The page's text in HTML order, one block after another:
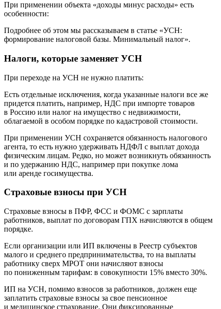
При применении объекта «доходы минус расходы» есть
особенности:
Подробнее об этом мы рассказываем в статье «УСН:
формирование налоговой базы. Минимальный налог».
Налоги, которые заменяет УСН
При переходе на УСН не нужно платить:
Есть отдельные исключения, когда указанные налоги все же
придется платить, например, НДС при импорте товаров
в Россию или налог на имущество с недвижимости,
облагаемой в особом порядке по кадастровой стоимости.
При применении УСН сохраняется обязанность налогового
агента, то есть нужно удерживать НДФЛ с выплат дохода
физическим лицам. Редко, но может возникнуть обязанность
и по удержанию НДС, например при покупке лома
или аренде госимущества.
Страховые взносы при УСН
Страховые взносы в ПФР, ФСС и ФОМС с зарплаты
работников, выплат по договорам ГПХ начисляются в общем
порядке.
Если организации или ИП включены в Реестр субъектов
малого и среднего предпринимательства, то на выплаты
работнику сверх МРОТ они начисляют взносы
по пониженным тарифам: в совокупности 15% вместо 30%.
ИП на УСН, помимо взносов за работников, должен еще
заплатить страховые взносы за свое пенсионное
и медицинское страхование. Они фиксированные